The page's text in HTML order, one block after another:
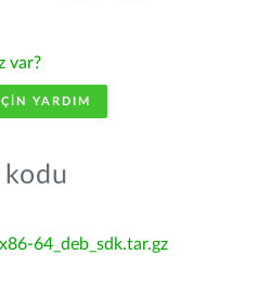
var?
YARDIM
64_deb_sdk.tar.gz